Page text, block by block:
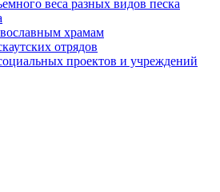
веса разных видов песка
храмам
отрядов
проектов и учреждений